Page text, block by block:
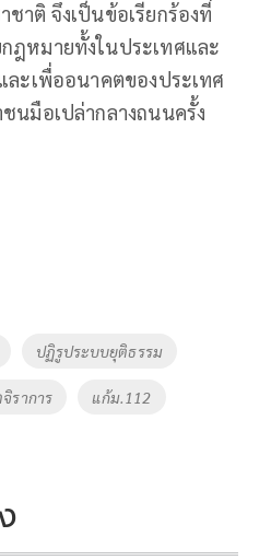
าติ จึงเป็นข้อเรียกร้องที่
ฎหมายทั้งในประเทศและ
ละเพื่ออนาคตของประเทศ
นมือเปล่ากลางถนนครั้ง
ปฏิรูประบบยุติธรรม
จิราการ แก้ม.112